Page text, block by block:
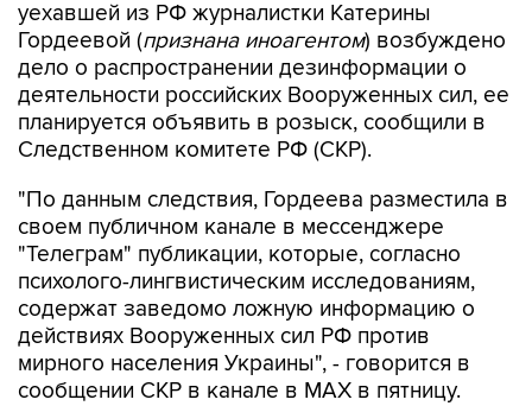
уехавшей из РФ журналистки Катерины
Гордеевой (признана иноагентом) возбуждено
дело о распространении дезинформации о
деятельности российских Вооруженных сил, ее
планируется объявить в розыск, сообщили в
Следственном комитете РФ (СКР).
"По данным следствия, Гордеева разместила в
своем публичном канале в мессенджере
"Телеграм" публикации, которые, согласно
психолого-лингвистическим исследованиям,
содержат заведомо ложную информацию о
действиях Вооруженных сил РФ против
мирного населения Украины", - говорится в
сообщении СКР в канале в MAX в пятницу.